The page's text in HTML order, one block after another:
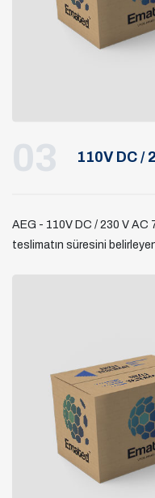
03 110V DC /
AEG - 110V DC / 230 V AC
teslimatın süresini